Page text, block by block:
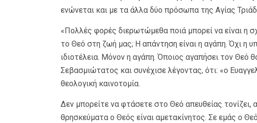
ενώνεται και με τα άλλα δύο πρόσωπα της Αγίας
«Πολλές φορές διερωτώμεθα ποιά μπορεί να είναι
το Θεό στη ζωή μας; Η απάντηση είναι η αγάπη. Όχι η
ιδιοτέλεια. Μόνον η αγάπη. Όποιος αγαπήσει τον Θεό
Σεβασμιώτατος και συνέχισε λέγοντας, ότι: «ο
θεολογική καινοτομία.
Δεν μπορείτε να φτάσετε στο Θεό απευθείας
θρησκεύματα ο Θεός είναι αμετακίνητος. Σε εμάς ο